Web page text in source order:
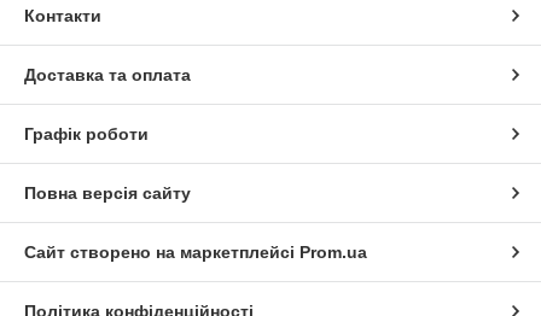
Контакти
Доставка та оплата
Графік роботи
Повна версія сайту
Сайт створено на маркетплейсі Prom.ua
Політика конфіденційності